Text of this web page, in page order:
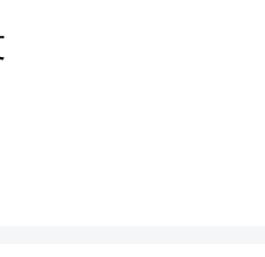
主题是《教育